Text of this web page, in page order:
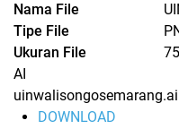
Nama File
Tipe File
Ukuran File
AI
uinwalisongosemarang.ai
DOWNLOAD